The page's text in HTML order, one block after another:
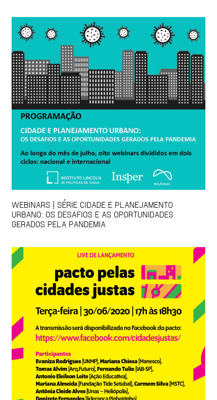
WEBINARS | SÉRIE CIDADE E PLANEJAMENTO
URBANO: OS DESAFIOS E AS OPORTUNIDADES
GERADOS PELA PANDEMIA